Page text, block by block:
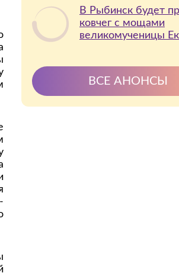
В Рыбинск будет
ковчег с мощами
великомученицы
ВСЕ АНОНСЫ